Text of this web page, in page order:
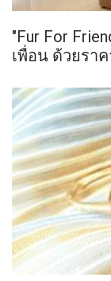
"Fur For
เพื่อน ด้วยรา